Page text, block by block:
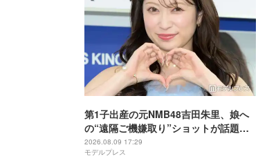
第1子出産の元NMB48吉田朱里、娘へ
の“遠隔ご機嫌取り”ショットが話題
「顔が一生懸命で可愛すぎる」「素敵
なアイデア」と反響
2026.08.09 17:29
モデルプレス